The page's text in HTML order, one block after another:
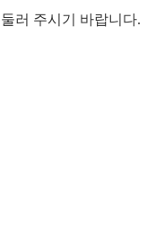
러 주시기 바랍니다.